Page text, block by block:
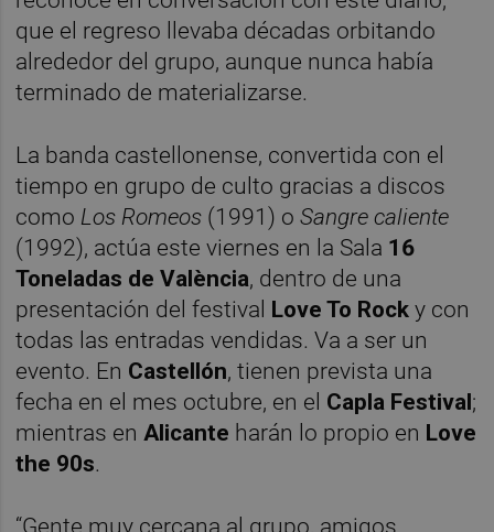
que el regreso llevaba décadas orbitando
alrededor del grupo, aunque nunca había
terminado de materializarse.
La banda castellonense, convertida con el
tiempo en grupo de culto gracias a discos
como Los Romeos (1991) oSangre caliente
(1992), actúa este viernes en la Sala 16
Toneladas de València, dentro de una
presentación del festival Love To Rock y con
todas las entradas vendidas. Va a ser un
evento. En Castellón, tienen prevista una
fecha en el mes octubre, en el Capla Festival;
mientras enAlicante harán lo propio en Love
the 90s.
“Gente muy cercana al grupo, amigos